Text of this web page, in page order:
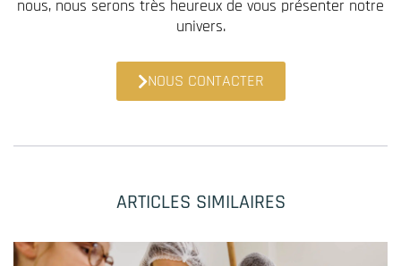
nous, nous serons très heureux de vous présenter notre
univers.
NOUS CONTACTER
ARTICLES SIMILAIRES